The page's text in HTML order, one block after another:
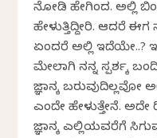
ನೋಡಿ ಹೇಗಿಂದ. ಅಲ್ಲಿ
ಹೇಳುತ್ತಿದ್ದೀರಿ. ಆದರೆ ಈಗ
ಏಕೆಂದರೆ ಅಲ್ಲಿ ಇದೆಯೇ..?
ಮೇಲಾಗಿ ನನ್ನ ಸ್ಪರ್ಶಕ್ಕೆ
ಜ್ಞಾನಕ್ಕೆ
ಎಂದೇ ಹೇಳುತ್ತೇನೆ. ಅದೇ
ಜ್ಞಾನಕ್ಕೆ ಎಲ್ಲಿಯವರೆಗೆ